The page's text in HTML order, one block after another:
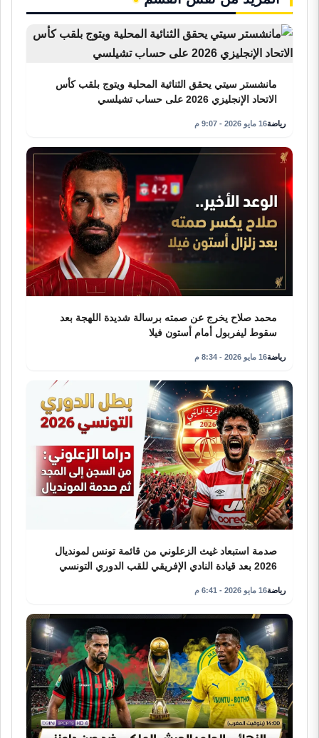
مانشستر سيتي يحقق الثنائية المحلية ويتوج بلقب كأس
الاتحاد الإنجليزي 2026 على حساب تشيلسي
رياضة16 مايو 2026 - 9:07 م
محمد صلاح يخرج عن صمته برسالة شديدة اللهجة بعد
سقوط ليفربول أمام أستون فيلا
رياضة16 مايو 2026 - 8:34 م
صدمة استبعاد غيث الزعلوني من قائمة تونس لمونديال
2026 بعد قيادة النادي الإفريقي للقب الدوري التونسي
رياضة16 مايو 2026 - 6:41 م